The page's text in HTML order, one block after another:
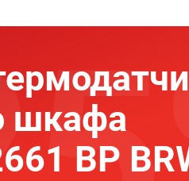
шкафа
BP